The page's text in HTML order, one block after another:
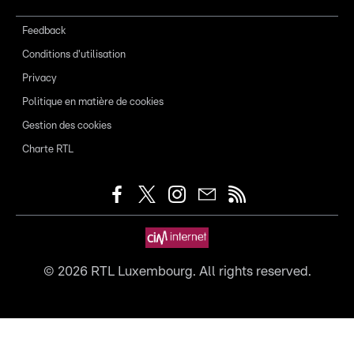
Feedback
Conditions d'utilisation
Privacy
Politique en matière de cookies
Gestion des cookies
Charte RTL
© 2026RTL Luxembourg. All rights reserved.